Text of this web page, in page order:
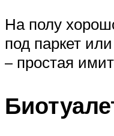
На полу
под паркет
– простая